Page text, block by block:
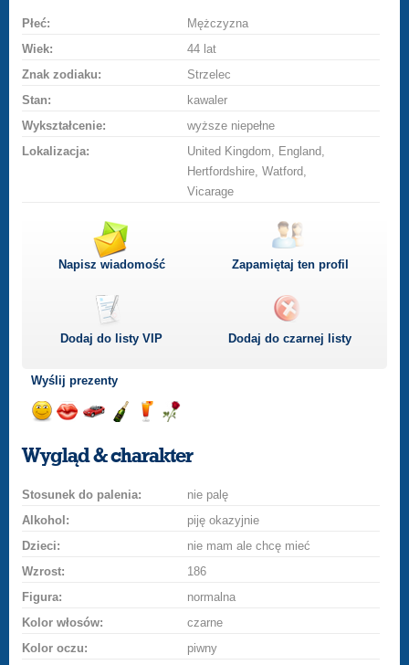
Płeć:
Mężczyzna
Wiek:
44 lat
Znak zodiaku:
Strzelec
Stan:
kawaler
Wykształcenie:
wyższe niepełne
Lokalizacja:
United Kingdom, England,
Hertfordshire, Watford,
Vicarage
Napisz wiadomość Zapamiętaj ten profil
Dodaj do listyVIP Dodaj do czarnej listy
Wyślij prezenty
uśmiech
buziakasamochodem
szampana
drinka
różę
Wygląd & charakter
Stosunek do palenia:
nie palę
Alkohol:
piję okazyjnie
Dzieci:
nie mam ale chcę mieć
Wzrost:
186
Figura:
normalna
Kolor włosów:
czarne
Kolor oczu:
piwny